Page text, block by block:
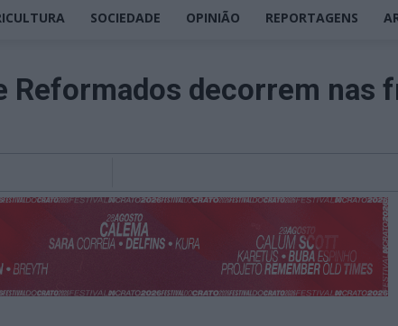
SOCIEDADE OPINIÃO REPORTAGENS
Reformados decorrem nas